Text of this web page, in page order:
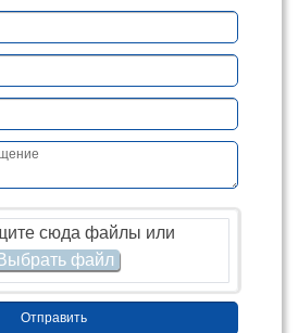
Отправить
сюда файлы или